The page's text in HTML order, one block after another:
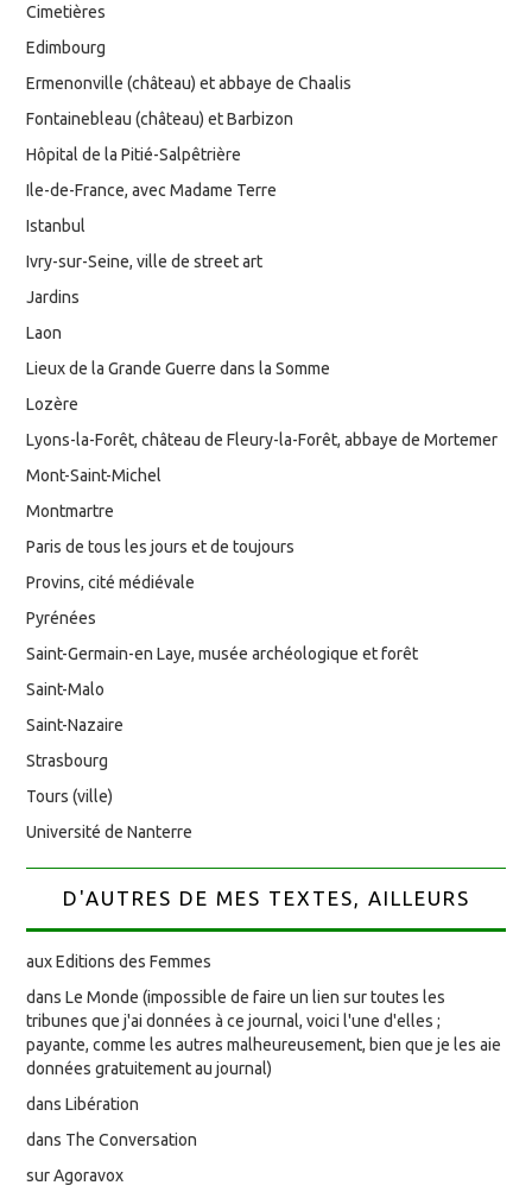
Cimetières
Edimbourg
Ermenonville (château) et abbaye de Chaalis
Fontainebleau (château) et Barbizon
Hôpital de la Pitié-Salpêtrière
Ile-de-France, avec Madame Terre
Istanbul
Ivry-sur-Seine, ville de street art
Jardins
Laon
Lieux de la Grande Guerre dans la Somme
Lozère
Lyons-la-Forêt, château de Fleury-la-Forêt, abbaye de Mortemer
Mont-Saint-Michel
Montmartre
Paris de tous les jours et de toujours
Provins, cité médiévale
Pyrénées
Saint-Germain-en Laye, musée archéologique et forêt
Saint-Malo
Saint-Nazaire
Strasbourg
Tours (ville)
Université de Nanterre
D'AUTRES DE MES TEXTES, AILLEURS
aux Editions des Femmes
dans Le Monde (impossible de faire un lien sur toutes les
tribunes que j'ai données à ce journal, voici l'une d'elles ;
payante, comme les autres malheureusement, bien que je les aie
données gratuitement au journal)
dans Libération
dans The Conversation
sur Agoravox